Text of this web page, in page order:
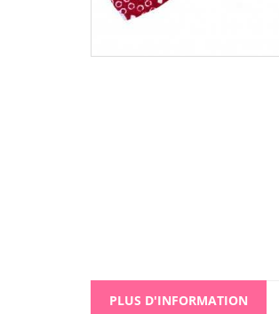
PLUS D'INFORMATION